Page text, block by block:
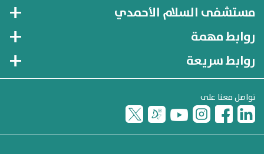
مستشفى السلام الأحمدي
روابط مهمة
روابط سريعة
تواصل معنا على